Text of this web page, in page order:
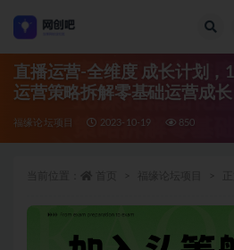
直播运营-全维度 成长计划，
运营策略拆解零基础运营成长
福缘论坛项目 2023-10-19 850